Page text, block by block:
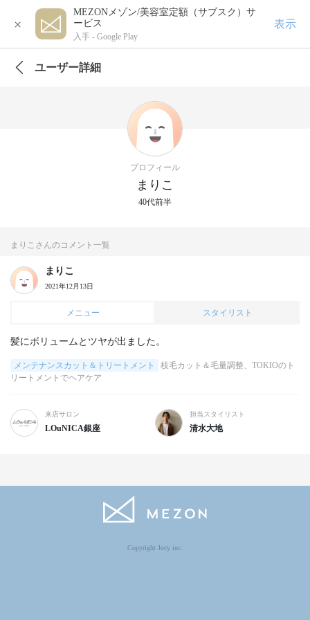
×
MEZONメゾン/美容室定額（サブスク）サ
ービス
入手 - Google Play
表示
ユーザー詳細
プロフィール
まりこ
40代前半
まりこさんのコメント一覧
まりこ
2021年12月13日
メニュー スタイリスト
髪にボリュームとツヤが出ました。
メンテナンスカット＆トリートメント
枝毛カット＆毛量調整、TOKIOのト
リートメントでヘアケア
来店サロン
LOuNICA銀座
担当スタイリスト
清水大地
Copyright Jocy inc.